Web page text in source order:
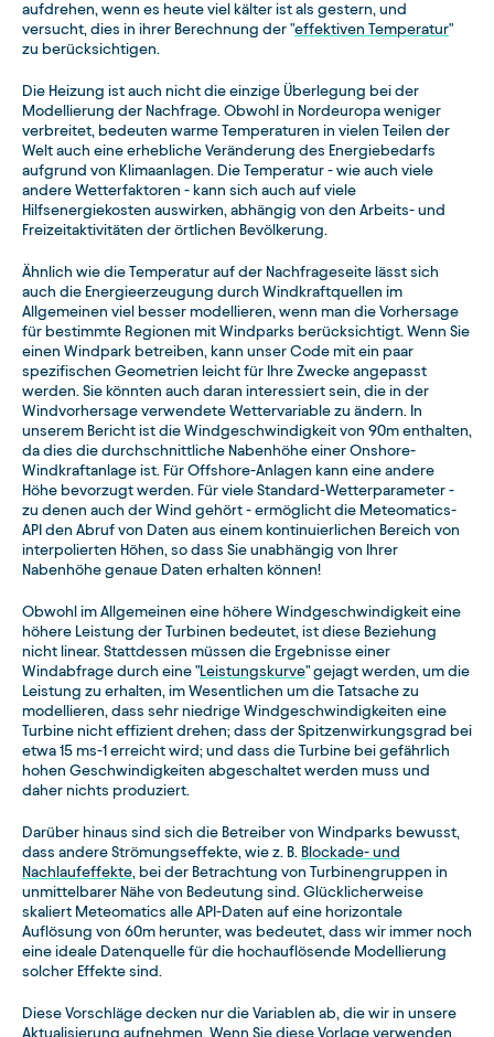
aufdrehen, wenn es heute viel kälter ist als gestern, und
versucht, dies in ihrer Berechnung der "effektiven Temperatur"
zu berücksichtigen.
Die Heizung ist auch nicht die einzige Überlegung bei der
Modellierung der Nachfrage. Obwohl in Nordeuropa weniger
verbreitet, bedeuten warme Temperaturen in vielen Teilen der
Welt auch eine erhebliche Veränderung des Energiebedarfs
aufgrund von Klimaanlagen. Die Temperatur - wie auch viele
andere Wetterfaktoren - kann sich auch auf viele
Hilfsenergiekosten auswirken, abhängig von den Arbeits- und
Freizeitaktivitäten der örtlichen Bevölkerung.
Ähnlich wie die Temperatur auf der Nachfrageseite lässt sich
auch die Energieerzeugung durch Windkraftquellen im
Allgemeinen viel besser modellieren, wenn man die Vorhersage
für bestimmte Regionen mit Windparks berücksichtigt. Wenn Sie
einen Windpark betreiben, kann unser Code mit ein paar
spezifischen Geometrien leicht für Ihre Zwecke angepasst
werden. Sie könnten auch daran interessiert sein, die in der
Windvorhersage verwendete Wettervariable zu ändern. In
unserem Bericht ist die Windgeschwindigkeit von 90m enthalten,
da dies die durchschnittliche Nabenhöhe einer Onshore-
Windkraftanlage ist. Für Offshore-Anlagen kann eine andere
Höhe bevorzugt werden. Für viele Standard-Wetterparameter -
zu denen auch der Wind gehört - ermöglicht die Meteomatics-
API den Abruf von Daten aus einem kontinuierlichen Bereich von
interpolierten Höhen, so dass Sie unabhängig von Ihrer
Nabenhöhe genaue Daten erhalten können!
Obwohl im Allgemeinen eine höhere Windgeschwindigkeit eine
höhere Leistung der Turbinen bedeutet, ist diese Beziehung
nicht linear. Stattdessen müssen die Ergebnisse einer
Windabfrage durch eine "Leistungskurve" gejagt werden, um die
Leistung zu erhalten, im Wesentlichen um die Tatsache zu
modellieren, dass sehr niedrige Windgeschwindigkeiten eine
Turbine nicht effizient drehen; dass der Spitzenwirkungsgrad bei
etwa 15 ms-1 erreicht wird; und dass die Turbine bei gefährlich
hohen Geschwindigkeiten abgeschaltet werden muss und
daher nichts produziert.
Darüber hinaus sind sich die Betreiber von Windparks bewusst,
dass andere Strömungseffekte, wie z. B. Blockade- und
Nachlaufeffekte, bei der Betrachtung von Turbinengruppen in
unmittelbarer Nähe von Bedeutung sind. Glücklicherweise
skaliert Meteomatics alle API-Daten auf eine horizontale
Auflösung von 60m herunter, was bedeutet, dass wir immer noch
eine ideale Datenquelle für die hochauflösende Modellierung
solcher Effekte sind.
Diese Vorschläge decken nur die Variablen ab, die wir in unsere
Aktualisierung aufnehmen. Wenn Sie diese Vorlage verwenden,